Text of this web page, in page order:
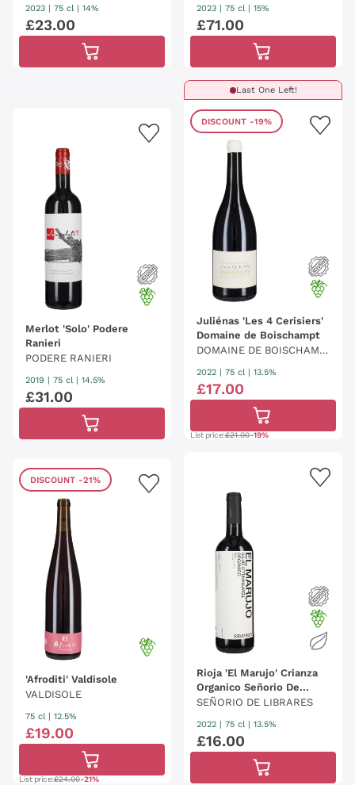
2023 | 75 cl | 14%
£23.00
2023 | 75 cl | 15%
£71.00
Merlot 'Solo' Podere
Ranieri
PODERE RANIERI
2019 75 cl | 14.5%
£31.00
Last One Left!
DISCOUNT -19%
Juliénas 'Les 4 Cerisiers'
Domaine de Boischampt
DOMAINE DE BOISCHAMP
T
2022 75 cl | 13.5%
£17.00
List price:£21.00-19%
DISCOUNT -21%
'Afroditi' Valdisole
VALDISOLE
75 cl | 12.5%
£19.00
List price:£24.00-21%
Rioja 'El Marujo' Crianza
Organico Señorio De
Librares
SEÑORIO DE LIBRARES
2022 75 cl | 13.5%
£16.00